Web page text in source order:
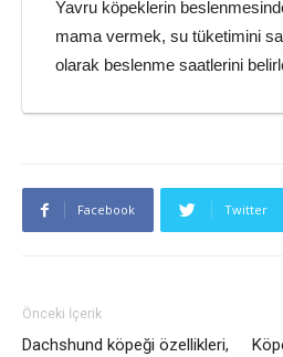
Yavru köpeklerin
mama vermek, su tüketimini
olarak beslenme saatlerini
Facebook Twitter
Önceki İçerik
Dachshund köpeği özellikleri,